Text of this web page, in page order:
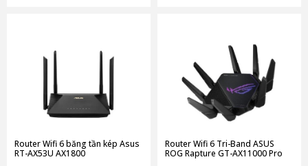
Router Wifi 6 băng tần kép Asus
RT-AX53U AX1800
Router Wifi 6 Tri-Band ASUS
ROG Rapture GT-AX11000 Pro